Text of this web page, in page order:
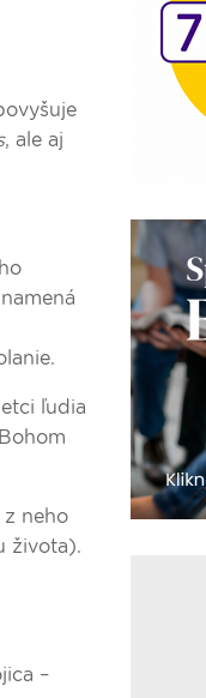
, ale aj
ľudia
neho
života).
–